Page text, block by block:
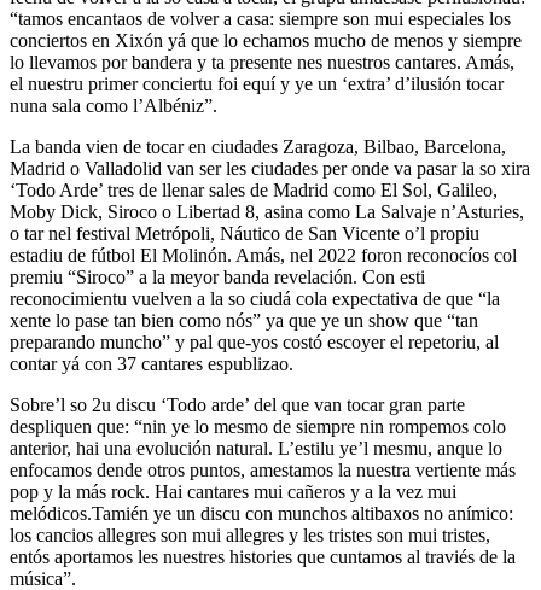
“tamos encantaos de volver a casa: siempre son mui especiales los
conciertos en Xixón yá que lo echamos mucho de menos y siempre
lo llevamos por bandera y ta presente nes nuestros cantares. Amás,
el nuestru primer conciertu foi equí y ye un ‘extra’ d’ilusión tocar
nuna sala como l’Albéniz”.
La banda vien de tocar en ciudades Zaragoza, Bilbao, Barcelona,
Madrid o Valladolid van ser les ciudades per onde va pasar la so xira
‘Todo Arde’ tres de llenar sales de Madrid como El Sol, Galileo,
Moby Dick, Siroco o Libertad 8, asina como La Salvaje n’Asturies,
o tar nel festival Metrópoli, Náutico de San Vicente o’l propiu
estadiu de fútbol El Molinón. Amás, nel 2022 foron reconocíos col
premiu “Siroco” a la meyor banda revelación. Con esti
reconocimientu vuelven a la so ciudá cola expectativa de que “la
xente lo pase tan bien como nós” ya que ye un show que “tan
preparando muncho” y pal que-yos costó escoyer el repetoriu, al
contar yá con 37 cantares espublizao.
Sobre’l so 2u discu ‘Todo arde’ del que van tocar gran parte
despliquen que: “nin ye lo mesmo de siempre nin rompemos colo
anterior, hai una evolución natural. L’estilu ye’l mesmu, anque lo
enfocamos dende otros puntos, amestamos la nuestra vertiente más
pop y la más rock. Hai cantares mui cañeros y a la vez mui
melódicos.Tamién ye un discu con munchos altibaxos no anímico:
los cancios allegres son mui allegres y les tristes son mui tristes,
entós aportamos les nuestres histories que cuntamos al traviés de la
música”.